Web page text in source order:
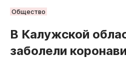
РУБРИКИ
Новости компаний
Статьи
Общество
В Калужской
заболели